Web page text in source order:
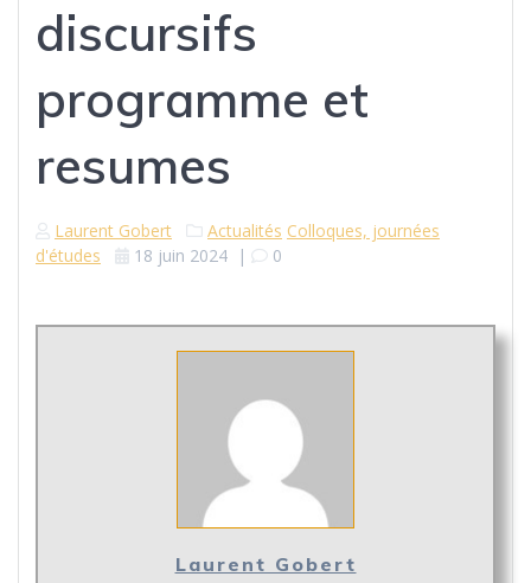
discursifs
programme et
resumes
Laurent Gobert Actualités Colloques, journées
d'études
18 juin 2024 | 0
Laurent Gobert